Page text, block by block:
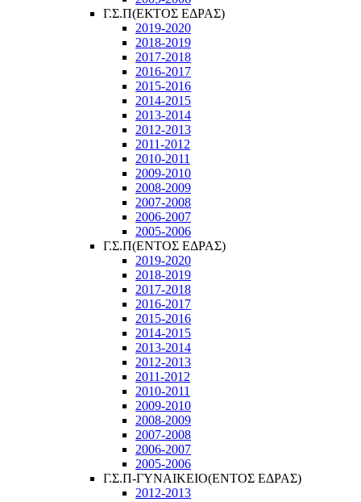
Γ.Σ.Π(ΕΚΤΟΣ ΕΔΡΑΣ)
2019-2020
2018-2019
2017-2018
2016-2017
2015-2016
2014-2015
2013-2014
2012-2013
2011-2012
2010-2011
2009-2010
2008-2009
2007-2008
2006-2007
2005-2006
Γ.Σ.Π(ΕΝΤΟΣ ΕΔΡΑΣ)
2019-2020
2018-2019
2017-2018
2016-2017
2015-2016
2014-2015
2013-2014
2012-2013
2011-2012
2010-2011
2009-2010
2008-2009
2007-2008
2006-2007
2005-2006
Γ.Σ.Π-ΓΥΝΑΙΚΕΙΟ(ΕΝΤΟΣ ΕΔΡΑΣ)
2012-2013